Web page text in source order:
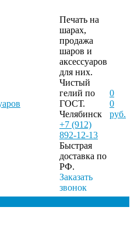
Печать на
шарах,
продажа
шаров и
аксессуаров
для них.
Чистый
гелий по
ГОСТ.
Челябинск
+7 (912)
892-12-13
Быстрая
доставка по
РФ.
Заказать
звонок
0
0
руб.